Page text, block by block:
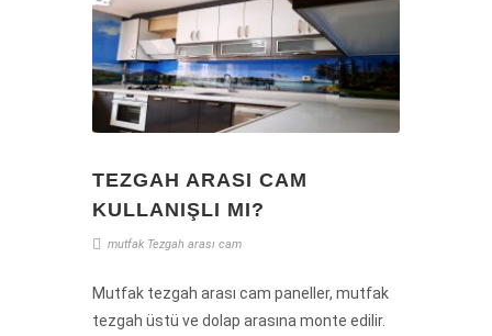
TEZGAH ARASI CAM
KULLANIŞLI MI?
mutfak Tezgah arası cam
Mutfak tezgah arası cam paneller, mutfak
tezgah üstü ve dolap arasına monte edilir.